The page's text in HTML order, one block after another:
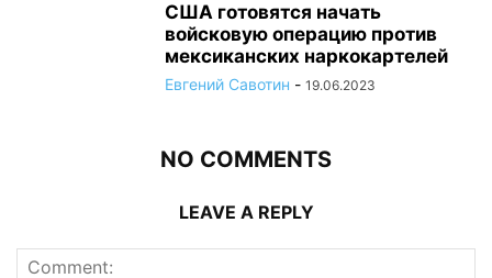
США готовятся начать
войсковую операцию против
мексиканских наркокартелей
Евгений Савотин - 19.06.2023
NO COMMENTS
LEAVE A REPLY